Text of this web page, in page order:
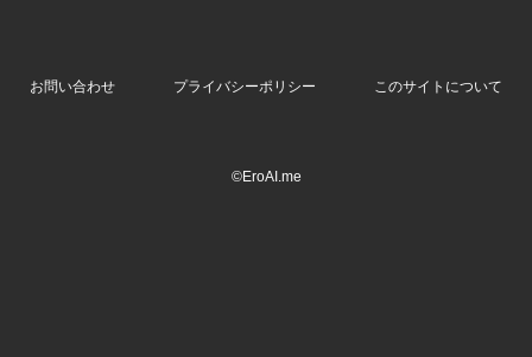
お問い合わせ プライバシーポリシー このサイトについて
©EroAI.me